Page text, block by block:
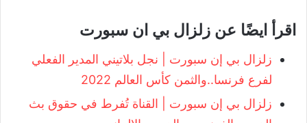
اقرأ ايضًا عن زلزال بي ان سبورت
زلزال بي إن سبورت | نجل بلاتيني المدير الفعلي
لفرع فرنسا..والثمن كأس العالم 2022
زلزال بي إن سبورت | القناة تُفرط في حقوق بث